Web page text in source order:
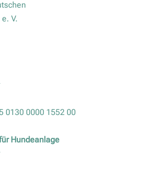
V.
0130 0000 1552 00
Hundeanlage